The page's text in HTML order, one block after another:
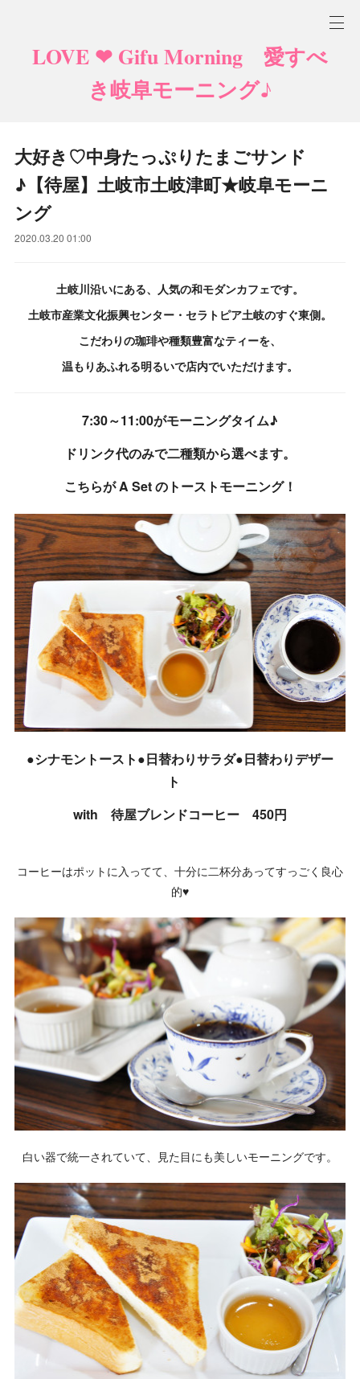
LOVE ❤ Gifu Morning 愛すべ
き岐阜モーニング♪
大好き♡中身たっぷりたまごサンド
♪【待屋】土岐市土岐津町★岐阜モーニ
ング
2020.03.20 01:00
土岐川沿いにある、人気の和モダンカフェです。
土岐市産業文化振興センター・セラトピア土岐のすぐ東側。
こだわりの珈琲や種類豊富なティーを、
温もりあふれる明るいで店内でいただけます。
7:30～11:00がモーニングタイム♪
ドリンク代のみで二種類から選べます。
こちらが A Set のトーストモーニング！
●シナモントースト●日替わりサラダ●日替わりデザー
ト
with 待屋ブレンドコーヒー 450円
コーヒーはポットに入ってて、十分に二杯分あってすっごく良心
的♥
白い器で統一されていて、見た目にも美しいモーニングです。